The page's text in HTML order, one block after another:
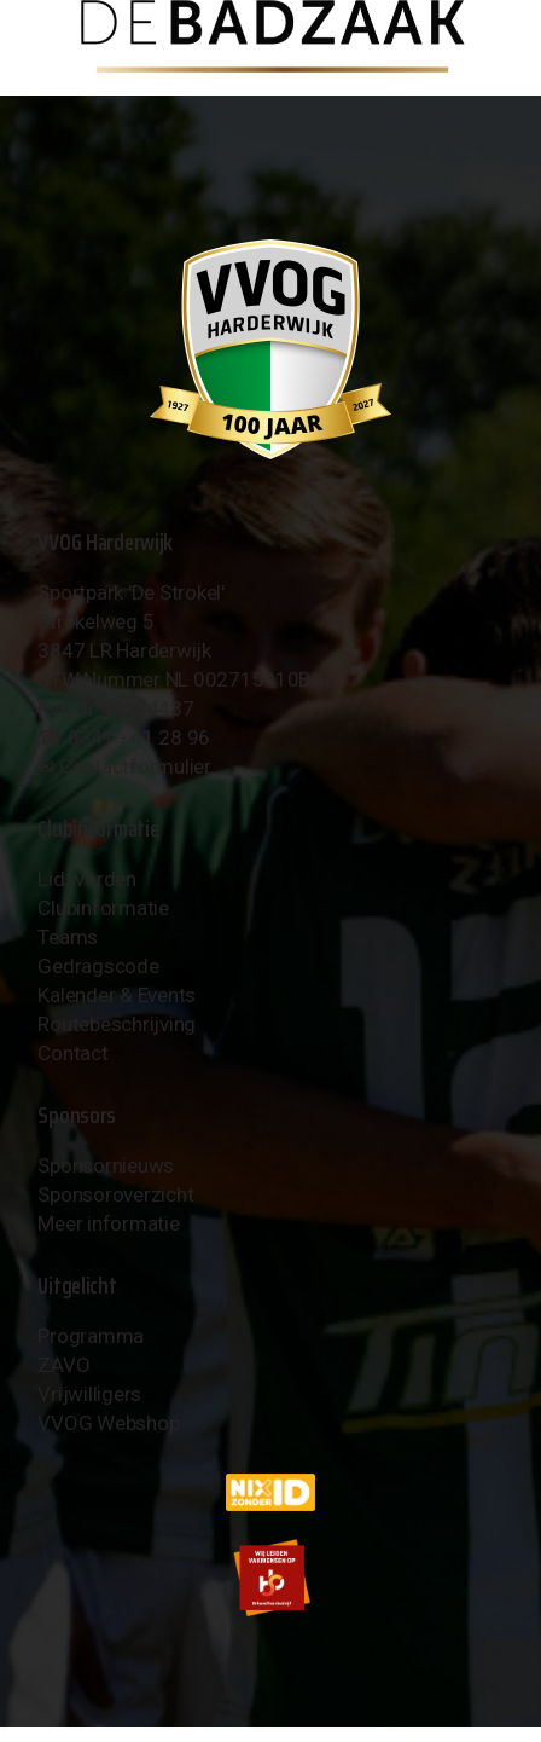
VVOG Harderwijk
Sportpark 'De Strokel'
Strokelweg 5
3847 LR Harderwijk
BTW Nummer NL 002715910B01
KvK Nr 40094437
☎︎ 0341 - 41 28 96
✉︎ Contactformulier
Clubinformatie
Lid worden
Clubinformatie
Teams
Gedragscode
Kalender & Events
Routebeschrijving
Contact
Sponsors
Sponsornieuws
Sponsoroverzicht
Meer informatie
Uitgelicht
Programma
ZAVO
Vrijwilligers
VVOG Webshop